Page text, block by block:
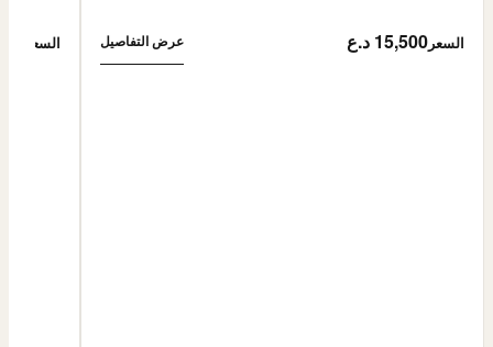
السعر 15,500 د.ع عرض التفاصيل السعر